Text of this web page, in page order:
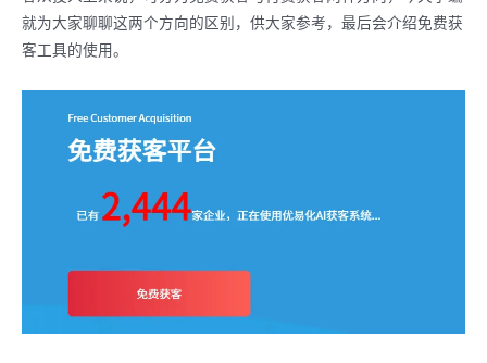
就为大家聊聊这两个方向的区别，供大家参考，最后会介绍免费获
客工具的使用。